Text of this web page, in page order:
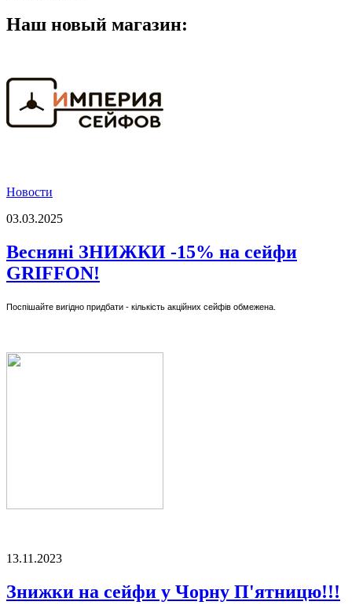
Наш новый магазин:
Новости
03.03.2025
Весняні ЗНИЖКИ -15% на сейфи
GRIFFON!
Поспішайте вигідно придбати - кількість акційних сейфів обмежена.
13.11.2023
Знижки на сейфи у Чорну П'ятницю!!!